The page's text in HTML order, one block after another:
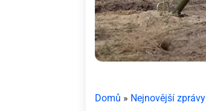
Domů » Nejnovější zprávy